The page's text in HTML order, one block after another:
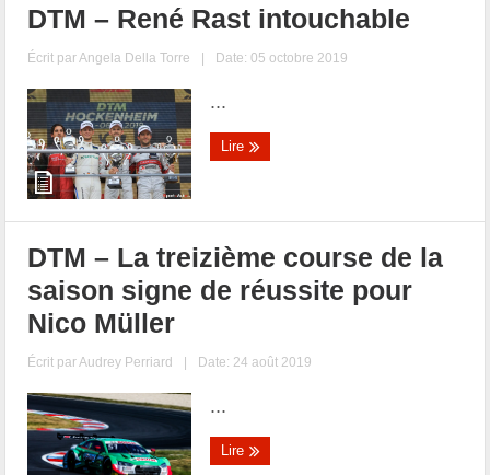
DTM – René Rast intouchable
Écrit parAngela Della Torre | Date: 05 octobre 2019
...
Lire
DTM – La treizième course de la
saison signe de réussite pour
Nico Müller
Écrit parAudrey Perriard | Date: 24 août 2019
...
Lire